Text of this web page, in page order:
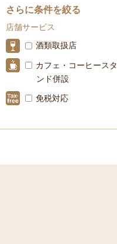
さらに条件を絞る
店舗サービス
酒類取扱店
カフェ・コーヒースタ
ンド併設
免税対応